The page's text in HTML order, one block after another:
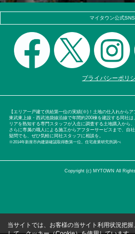
マイタウン公式SNS
プライバシーポリ
【エリア一戸建て供給第一位の実績(※)！土地の仕入れからア
東武東上線・西武池袋線沿線で年間約200棟を建設する同社
リアを熟知する専門スタッフが入念に調査する土地購入から
さらに専属の職人による施工からアフターサービスまで、自
疑問でも、ぜひ気軽に同社スタッフに相談を。
※2014年新座市内建築確認取得数第一位。住宅産業研究所調べ
Copyright (c) MYTOWN All
当サイトでは、お客様の当サイト利用状況把